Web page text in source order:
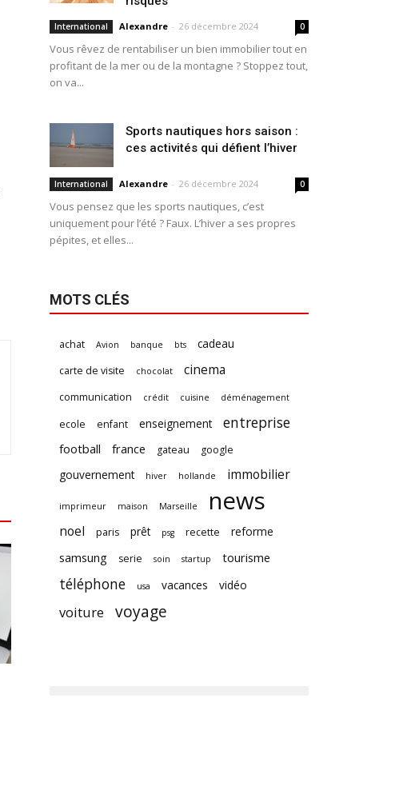
International Alexandre - 26 décembre 2024 0
Vous rêvez de rentabiliser un bien immobilier tout en
profitant de la mer ou de la montagne ? Stoppez tout,
on va...
Sports nautiques hors saison :
ces activités qui défient l’hiver
International Alexandre - 26 décembre 2024 0
Vous pensez que les sports nautiques, c’est
uniquement pour l’été ? Faux. L’hiver a ses propres
pépites, et elles...
MOTS CLÉS
achat Avion banque bts cadeau
carte de visite chocolat cinema
communication crédit cuisine déménagement
ecole enfant enseignement entreprise
football france gateau google
gouvernement hiver hollande immobilier
imprimeur maison Marseille news
noel paris prêt psg recette reforme
samsung serie soin startup tourisme
téléphone usa vacances vidéo
voiture voyage